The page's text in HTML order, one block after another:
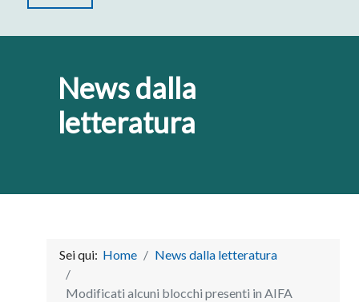
News dalla
letteratura
Sei qui: Home News dalla letteratura
Modificati alcuni blocchi presenti in AIFA